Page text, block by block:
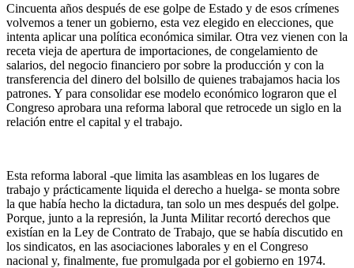
Cincuenta años después de ese golpe de Estado y de esos crímenes
volvemos a tener un gobierno, esta vez elegido en elecciones, que
intenta aplicar una política económica similar. Otra vez vienen con la
receta vieja de apertura de importaciones, de congelamiento de
salarios, del negocio financiero por sobre la producción y con la
transferencia del dinero del bolsillo de quienes trabajamos hacia los
patrones. Y para consolidar ese modelo económico lograron que el
Congreso aprobara una reforma laboral que retrocede un siglo en la
relación entre el capital y el trabajo.
Esta reforma laboral -que limita las asambleas en los lugares de
trabajo y prácticamente liquida el derecho a huelga- se monta sobre
la que había hecho la dictadura, tan solo un mes después del golpe.
Porque, junto a la represión, la Junta Militar recortó derechos que
existían en la Ley de Contrato de Trabajo, que se había discutido en
los sindicatos, en las asociaciones laborales y en el Congreso
nacional y, finalmente, fue promulgada por el gobierno en 1974.